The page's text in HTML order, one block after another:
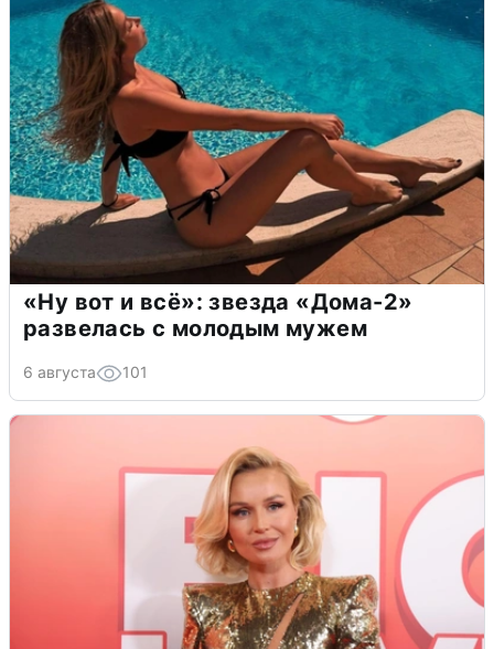
«Ну вот и всё»: звезда «Дома-2»
развелась с молодым мужем
6 августа 101